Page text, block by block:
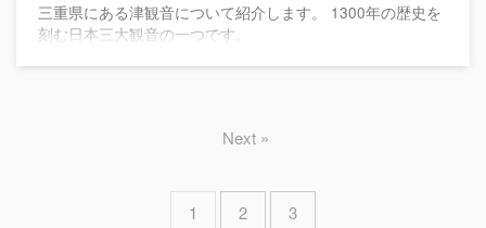
三重県にある津観音について紹介します。 1300年の歴史を
刻む日本三大観音の一つです。
1 2 3
Next »